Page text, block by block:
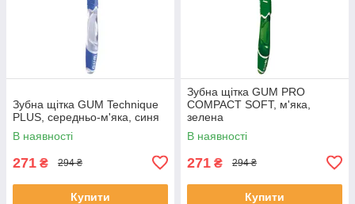
Зубна щітка GUM Technique
PLUS, середньо-м'яка, синя
В наявності
271 ₴ 294 ₴
Купити
Зубна щітка GUM PRO
COMPACT SOFT, м'яка,
зелена
В наявності
271 ₴ 294 ₴
Купити